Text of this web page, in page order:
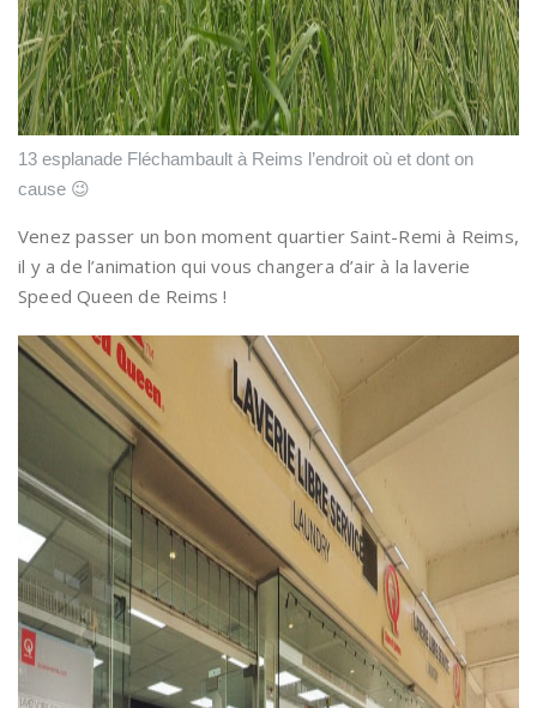
13 esplanade Fléchambault à Reims l’endroit où et dont on
cause 😉
Venez passer un bon moment quartier Saint-Remi à Reims,
il y a de l’animation qui vous changera d’air à la laverie
Speed Queen de Reims !